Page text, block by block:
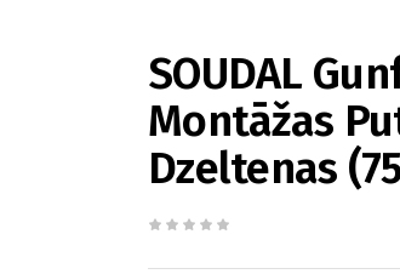
SOUDAL
Montāžas
Dzeltenas